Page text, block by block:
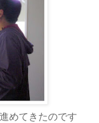
めてきたのです